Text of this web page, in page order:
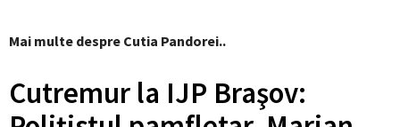
Mai multe despre Cutia Pandorei..
Cutremur la IJP Braşov: